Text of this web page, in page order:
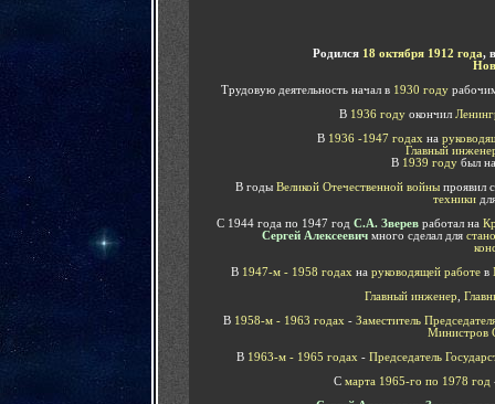
Родился 18 октября 1912 года,
Трудовую деятельность начал в 1930 году
В1936 годуокончил
В 1936 -1947 годах на
Главный
В 1939 году был
В годы Великой Отечественной войны проявил
техники
С 1944 года по 1947 год С.А. Зверев работал на
Сергей Алексеевич много сделал для
В 1947-м - 1958 годах на руководящей работе в
Главный инженер
В 1958-м - 1963 годах - Заместитель
Министров
В 1963-м - 1965 годах - Председатель
С марта 1965-го по 1978 год